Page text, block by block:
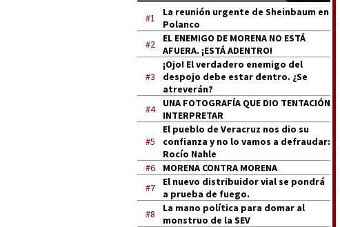
#1
La reunión urgente de Sheinbaum en
Polanco
#2
EL ENEMIGO DE MORENA NO ESTÁ
AFUERA. ¡ESTÁ ADENTRO!
#3
¡Ojo! El verdadero enemigo del
despojo debe estar dentro. ¿Se
atreverán?
#4
UNA FOTOGRAFÍA QUE DIO TENTACIÓN
INTERPRETAR
#5
El pueblo de Veracruz nos dio su
confianza y no lo vamos a defraudar:
Rocío Nahle
#6
MORENA CONTRA MORENA
#7
El nuevo distribuidor vial se pondrá
a prueba de fuego.
#8
La mano política para domar al
monstruo de la SEV